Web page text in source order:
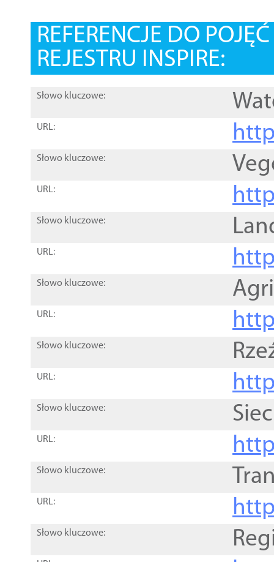
REFERENCJE DO
REJESTRU INSPIRE:
Słowo kluczowe:
URL:
Słowo kluczowe:
URL:
Słowo kluczowe:
URL:
Słowo kluczowe:
URL:
Słowo kluczowe:
URL:
Słowo kluczowe:
URL:
Słowo kluczowe:
URL:
Słowo kluczowe: